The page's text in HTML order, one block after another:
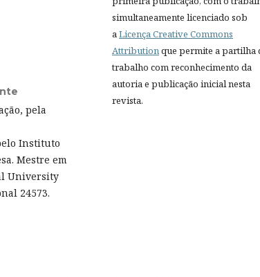
pela
Instituto
Mestre em
University
24573.
simultaneamente licenciado sob
a Licença Creative Commons
Attribution que permite a partilha
trabalho com reconhecimento da
autoria e publicação inicial nesta
revista.